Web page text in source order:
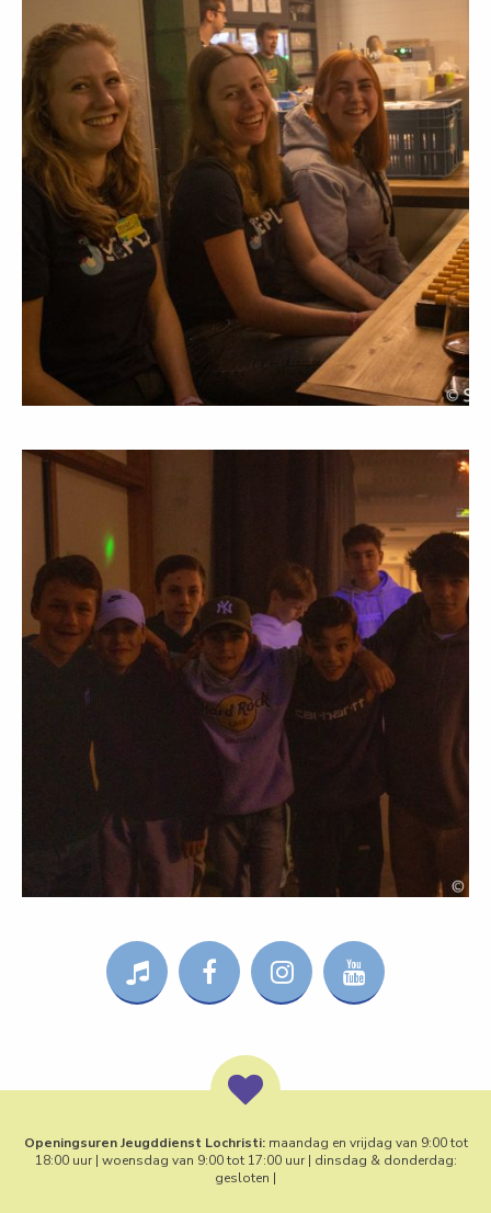
Openingsuren Jeugddienst Lochristi:maandag en vrijdag van 9:00 tot
18:00 uur | woensdag van 9:00 tot 17:00 uur | dinsdag & donderdag:
gesloten |